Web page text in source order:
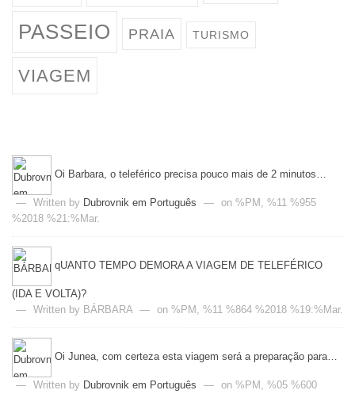
PASSEIO PRAIA TURISMO
VIAGEM
Oi Barbara, o teleférico precisa pouco mais de 2 minutos…
— Written by Dubrovnik em Português — on %PM, %11 %955
%2018 %21:%Mar.
qUANTO TEMPO DEMORA A VIAGEM DE TELEFÉRICO
(IDA E VOLTA)?
— Written by BÁRBARA — on %PM, %11 %864 %2018 %19:%Mar.
Oi Junea, com certeza esta viagem será a preparação para…
— Written by Dubrovnik em Português — on %PM, %05 %600